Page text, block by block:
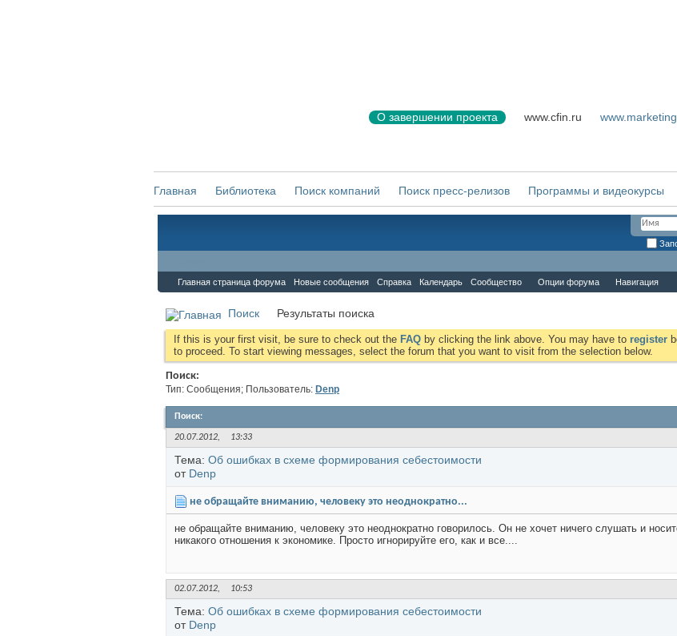
О завершении проекта www.cfin.ru
Главная Библиотека Поиск компаний Поиск пресс-релизов Программы и видеокурсы
Главная страница форума Новые сообщения Справка Календарь Сообщество Опции форума Навигация
Поиск Результаты поиска
If this is your first visit, be sure to check out the FAQ by clicking the link above. You may have to register
to proceed. To start viewing messages, select the forum that you want to visit from the selection below.
Поиск:
Тип: Сообщения; Пользователь: Denp
Поиск:
20.07.2012, 13:33
Тема: Об ошибках в схеме формирования себестоимости
от Denp
не обращайте вниманию, человеку это неоднократно...
не обращайте вниманию, человеку это неоднократно говорилось. Он не хочет ничего слушать и
никакого отношения к экономике. Просто игнорируйте его, как и все....
02.07.2012, 10:53
Тема: Об ошибках в схеме формирования себестоимости
от Denp